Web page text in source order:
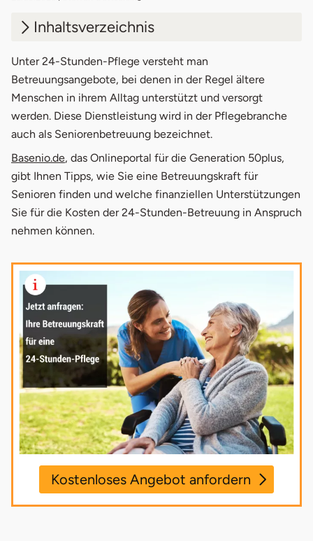
Inhaltsverzeichnis
1. Was ist eine 24 Stunden Pflege?
24 Stunden Pflege für zu Hause
3. Vermittlung 24 Stunden Pflege
3.2 24 Stunden Pflege ohne Agentur
4. Kosten & Kostenübernahme
5. Testsieger
6. Unsere Empfehlungen
Unter 24-Stunden-Pflege versteht man
Betreuungsangebote, bei denen in der Regel ältere
Menschen in ihrem Alltag unterstützt und versorgt
werden. Diese Dienstleistung wird in der Pflegebranche
auch als Seniorenbetreuung bezeichnet.
Basenio.deöffnet in neuem Fenster
, das Onlineportal für die Generation 50plus,
gibt Ihnen Tipps, wie Sie eine Betreuungskraft für
Senioren finden und welche finanziellen Unterstützungen
Sie für die Kosten der 24-Stunden-Betreuung in Anspruch
nehmen können.
Kostenloses Angebot anfordern